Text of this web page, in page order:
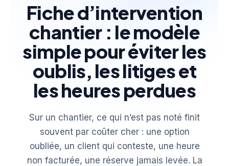
Fiche d’intervention
chantier : le modèle
simple pour éviter les
oublis, les litiges et
les heures perdues
Sur un chantier, ce qui n’est pas noté finit
souvent par coûter cher : une option
oubliée, un client qui conteste, une heure
non facturée, une réserve jamais levée. La